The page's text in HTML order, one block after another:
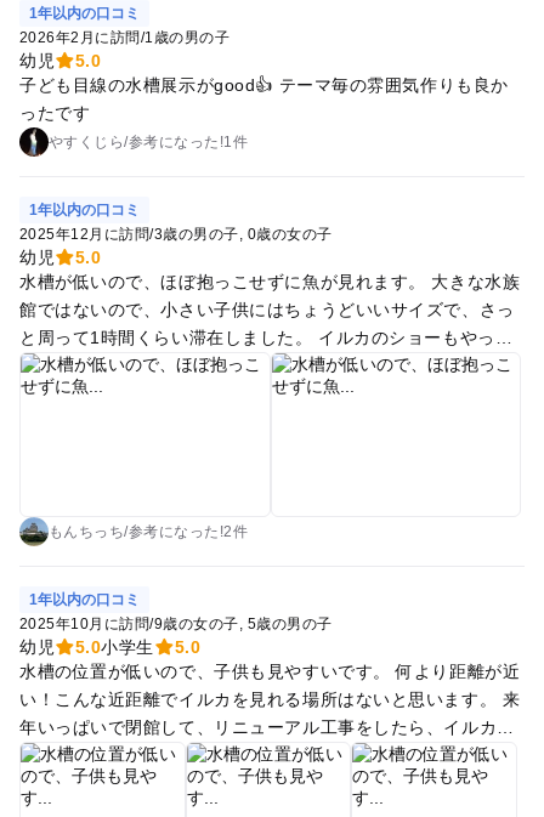
1年以内の口コミ
2026年2月に訪問/1歳の男の子
幼児
5.0
子ども目線の水槽展示がgood👍 テーマ毎の雰囲気作りも良か
ったです
やすくじら/参考になった!1件
1年以内の口コミ
2025年12月に訪問/3歳の男の子 0歳の女の子
幼児
5.0
水槽が低いので、ほぼ抱っこせずに魚が見れます。 大きな水族
館ではないので、小さい子供にはちょうどいいサイズで、さっ
と周って1時間くらい滞在しました。 イルカのショーもやって
いて、会場が狭いので一番後ろからでもだいぶ近くで見れま
す。 とても楽しんでました。
もんちっち/参考になった!2件
1年以内の口コミ
2025年10月に訪問/9歳の女の子 5歳の男の子
幼児 5.0小学生
5.0
水槽の位置が低いので、子供も見やすいです。 何より距離が近
い！こんな近距離でイルカを見れる場所はないと思います。 来
年いっぱいで閉館して、リニューアル工事をしたら、イルカの
ショー等はなくなるようなので、今行っておくといいと思いま
す。 5歳と9歳の子どもも、とても楽しんでいました！